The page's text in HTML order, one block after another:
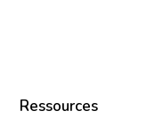
Ressources